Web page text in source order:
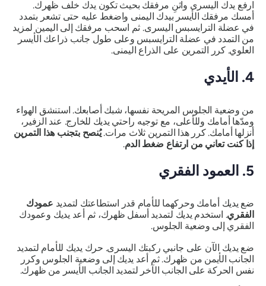
ارفع يدك اليسرى واثنِ مرفقك بحيث تكون يدك خلف ظهرك.
أمسك مرفقك الأيسر بيدك اليمنى واضغط عليه حتى تشعر بتمدد
في عضلة الترايسبس اليسرى. ثم اسحب مرفقك إلى اليمين لمزيد
من التمدد في عضلة الترايسبس وعلى طول جانب ذراعك الأيسر
العلوي. كرر التمرين على الذراع اليمنى.
4. الأيدي
من وضعية الجلوس المريحة نفسها، شبك أصابعك. استنشق الهواء
ومدّها أمامك وللأعلى، مع توجيه راحتي يديك للخارج. عند الزفير،
أنزلها أمامك. كرر هذا التمرين ثلاث مرات.يُنصح بتجنب هذا التمرين
إذا كنت تعاني من ارتفاع ضغط الدم.
5. العمود الفقري
ضع يديك أمامك وحركهما للأمام قدر استطاعتك لتمديدعمودك
الفقري. استخدم يديك لتمديد أسفل ظهرك، ثم أعد يديك وعمودك
الفقري إلى وضعية الجلوس.
ضع يديك الآن على جانبي ركبتك اليسرى. حرك يديك للأمام لتمديد
الجانب الأيمن من ظهرك. ثم أعد يديك إلى وضعية الجلوس وكرر
نفس الحركة على الجانب الآخر لتمديد الجانب الأيسر من ظهرك.